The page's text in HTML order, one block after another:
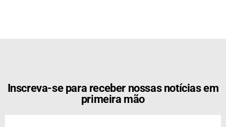
Inscreva-se para receber nossas notícias em
primeira mão